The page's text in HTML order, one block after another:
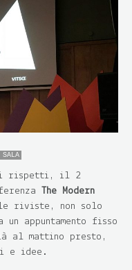
SALA
si rispetti, il 2
The Modern
riviste, non solo
appuntamento fisso
al mattino presto,
e idee.